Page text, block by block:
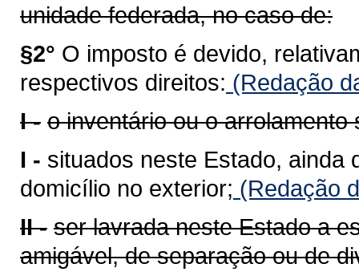
unidade federada, no caso de:
§2° O imposto é devido,
respectivos direitos: (Redação
I - o inventário ou o
I - situados neste Estado, ainda
domicílio no exterior; (Redação
II - ser lavrada neste Estado a
amigável, de separação ou de